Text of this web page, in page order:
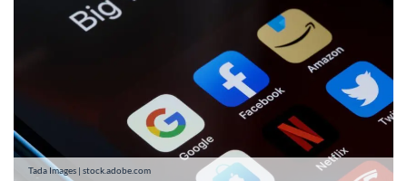
Tada Images | stock.adobe.com